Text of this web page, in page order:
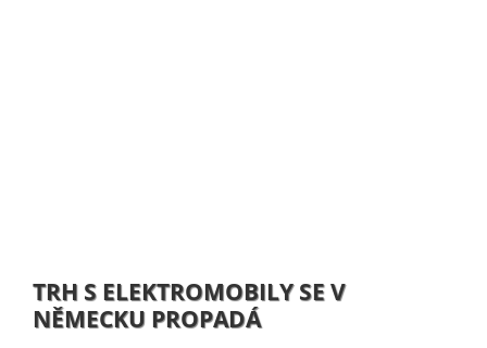
TRH S ELEKTROMOBILY SE V
NĚMECKU PROPADÁ